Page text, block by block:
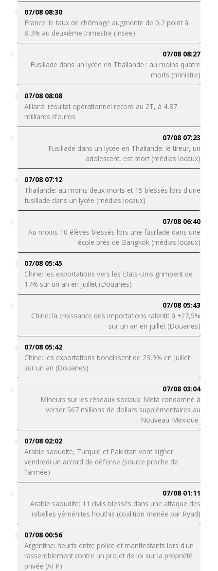
07/08 08:30
France: le taux de chômage augmente de 0,2 point à
8,3% au deuxième trimestre (Insee)
07/08 08:27
Fusillade dans un lycée en Thaïlande : au moins quatre
morts (ministre)
07/08 08:08
Allianz: résultat opérationnel record au 2T, à 4,87
milliards d'euros
07/08 07:23
Fusillade dans un lycée en Thaïlande: le tireur, un
adolescent, est mort (médias locaux)
07/08 07:12
Thaïlande: au moins deux morts et 15 blessés lors d'une
fusillade dans un lycée (médias locaux)
07/08 06:40
Au moins 10 élèves blessés lors une fusillade dans une
école près de Bangkok (médias locaux)
07/08 05:45
Chine: les exportations vers les Etats-Unis grimpent de
17% sur un an en juillet (Douanes)
07/08 05:43
Chine: la croissance des importations ralentit à +27,5%
sur un an en juillet (Douanes)
07/08 05:42
Chine: les exportations bondissent de 23,9% en juillet
sur un an (Douanes)
07/08 03:04
Mineurs sur les réseaux sociaux: Meta condamné à
verser 567 millions de dollars supplémentaires au
Nouveau-Mexique
07/08 02:02
Arabie saoudite, Turquie et Pakistan vont signer
vendredi un accord de défense (source proche de
l'armée)
07/08 01:11
Arabie saoudite: 11 civils blessés dans une attaque des
rebelles yéménites houthis (coalition menée par Ryad)
07/08 00:56
Argentine: heurts entre police et manifestants lors d'un
rassemblement contre un projet de loi sur la propriété
privée (AFP)